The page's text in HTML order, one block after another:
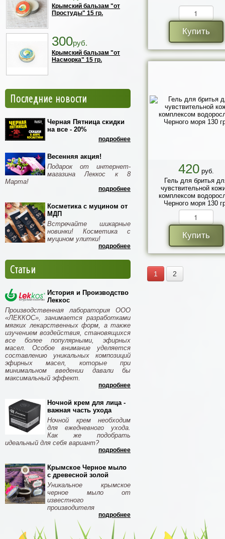
Крымский бальзам "от
Простуды" 15 гр.
300руб.
Крымский бальзам "от
Насморка" 15 гр.
Последние новости
Черная Пятница скидки
на все - 20%
подробнее
Весенняя акция!
Подарок от интернет-
магазина Леккос к 8
Марта!
подробнее
Косметика с муцином от
МДП
Встречайте шикарные
новинки! Косметика с
муцином улитки!
подробнее
Статьи
История и Производство
Леккос
Производственная лаборатория ООО
«ЛЕККОС», занимается разработками
мягких лекарственных форм, а также
изучением воздействия, становящихся
все более популярными, эфирных
масел. Особое внимание уделяется
составлению уникальных композиций
эфирных масел, которые при
минимальном введении давали бы
максимальный эффект.
подробнее
Ночной крем для лица -
важная часть ухода
Ночной крем необходим
для ежедневного ухода.
Как же подобрать
идеальный для себя вариант?
подробнее
Крымское Черное мыло
с древесной золой
Уникальное крымское
черное мыло от
известного
производителя
подробнее
Купить
420руб.
Гель для бритья
чувствительной
комплексом
Черного моря 130
Купить
1 2